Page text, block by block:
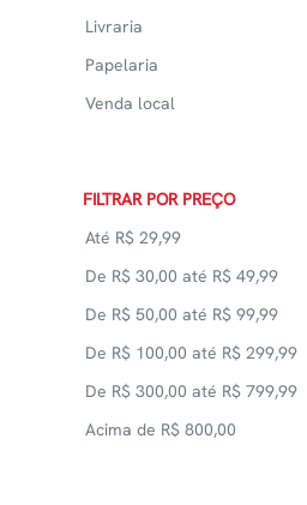
Livraria
Papelaria
Venda local
FILTRAR POR PREÇO
Até R$ 29,99
De R$ 30,00 até R$ 49,99
De R$ 50,00 até R$ 99,99
De R$ 100,00 até R$ 299,99
De R$ 300,00 até R$ 799,99
Acima de R$ 800,00